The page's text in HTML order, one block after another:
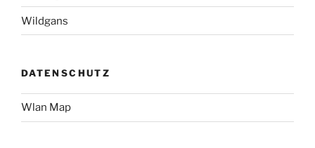
Wildgans
DATENSCHUTZ
Wlan Map